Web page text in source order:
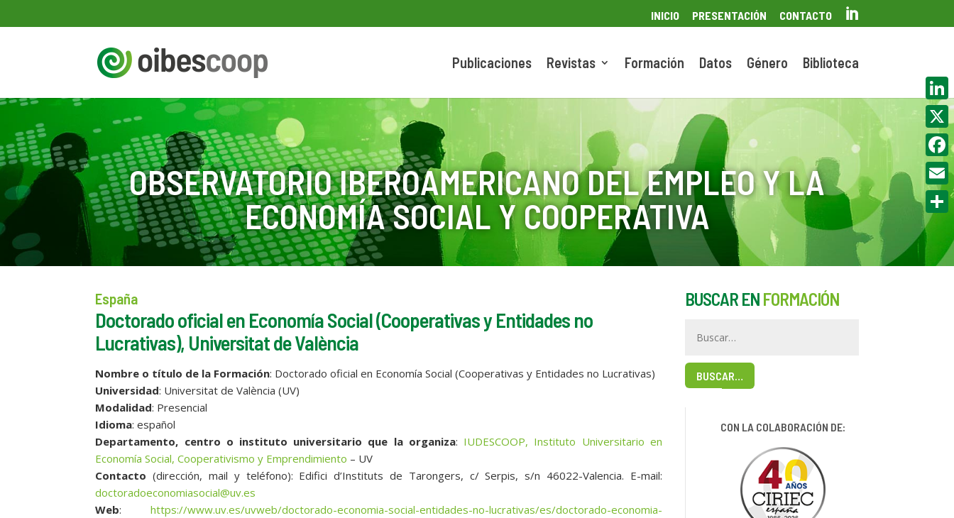
INICIO PRESENTACIÓN CONTACTO 
Publicaciones Revistas Formación Datos Género Biblioteca
OBSERVATORIO IBEROAMERICANO DEL EMPLEO Y LA
ECONOMÍA SOCIAL Y COOPERATIVA
España
Doctorado oficial en Economía Social (Cooperativas y Entidades no
Lucrativas), Universitat de València
Nombre o título de la Formación: Doctorado oficial en Economía Social (Cooperativas y Entidades no Lucrativas)
Universidad: Universitat de València (UV)
Modalidad: Presencial
Idioma: español
Departamento, centro o instituto universitario que la organiza: IUDESCOOP, Instituto Universitario en
Economía Social, Cooperativismo y Emprendimiento – UV
Contacto (dirección, mail y teléfono): Edifici d’Instituts de Tarongers, c/ Serpis, s/n 46022-Valencia. E-mail:
doctoradoeconomiasocial@uv.es
Web: https://www.uv.es/uvweb/doctorado-economia-social-entidades-no-lucrativas/es/doctorado-economia-
BUSCAR EN FORMACIÓN
BUSCAR…
CON LA COLABORACIÓN DE:
X
Email